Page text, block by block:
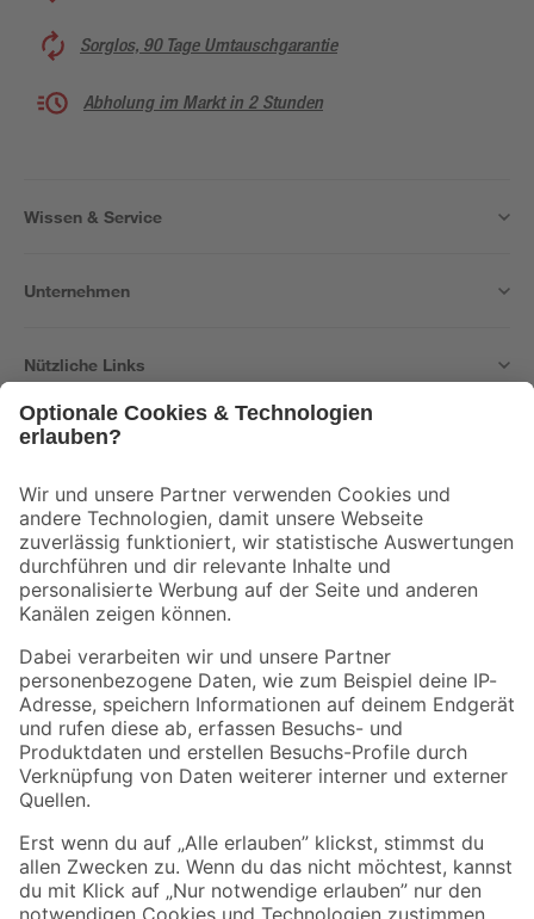
Sorglos, 90 Tage Umtauschgarantie
Abholung im Markt in 2 Stunden
Wissen & Service
Unternehmen
Nützliche Links
Der toom Newsletter: Keine Angebote und Aktionen mehr verpassen!
Zur Newsletter Anmeldung
Folge uns
Zahlungsarten Versandarten
Sicher einkaufen
Jetzt die toom-App herunterladen